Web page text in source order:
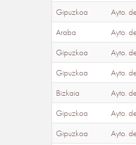
Gipuzkoa
Ayto.
Araba
Ayto.
Gipuzkoa
Ayto.
Gipuzkoa
Ayto.
Bizkaia
Ayto.
Gipuzkoa
Ayto.
Gipuzkoa
Ayto.